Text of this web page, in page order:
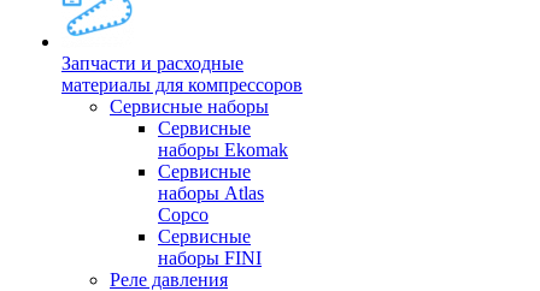
Запчасти и расходные
материалы для компрессоров
Cервисные наборы
Сервисные
наборы Ekomak
Cервисные
наборы Atlas
Copco
Сервисные
наборы FINI
Реле давления